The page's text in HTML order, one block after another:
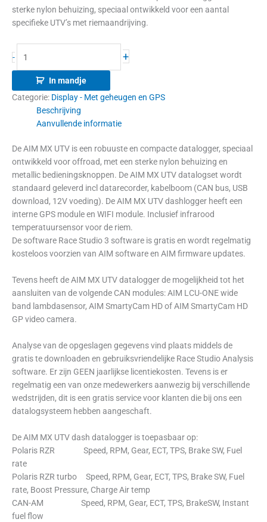
sterke nylon behuizing, speciaal ontwikkeld voor een aantal
specifieke UTV’s met riemaandrijving.
- +
In mandje
Categorie: Display - Met geheugen en GPS
Beschrijving
Aanvullende informatie
De AIM MX UTV is een robuuste en compacte datalogger, speciaal
ontwikkeld voor offroad, met een sterke nylon behuizing en
metallic bedieningsknoppen. De AIM MX UTV datalogset wordt
standaard geleverd incl datarecorder, kabelboom (CAN bus, USB
download, 12V voeding). De AIM MX UTV dashlogger heeft een
interne GPS module en WIFI module. Inclusief infrarood
temperatuursensor voor de riem.
De software Race Studio 3 software is gratis en wordt regelmatig
kosteloos voorzien van AIM software en AIM firmware updates.
Tevens heeft de AIM MX UTV datalogger de mogelijkheid tot het
aansluiten van de volgende CAN modules: AIM LCU-ONE wide
band lambdasensor, AIM SmartyCam HD of AIM SmartyCam HD
GP video camera.
Analyse van de opgeslagen gegevens vind plaats middels de
gratis te downloaden en gebruiksvriendelijke Race Studio Analysis
software. Er zijn GEEN jaarlijkse licentiekosten. Tevens is er
regelmatig een van onze medewerkers aanwezig bij verschillende
wedstrijden, dit is een gratis service voor klanten die bij ons een
datalogsysteem hebben aangeschaft.
De AIM MX UTV dash datalogger is toepasbaar op:
Polaris RZR Speed, RPM, Gear, ECT, TPS, Brake SW, Fuel
rate
Polaris RZR turbo Speed, RPM, Gear, ECT, TPS, Brake SW, Fuel
rate, Boost Pressure, Charge Air temp
CAN-AM Speed, RPM, Gear, ECT, TPS, BrakeSW, Instant
fuel flow